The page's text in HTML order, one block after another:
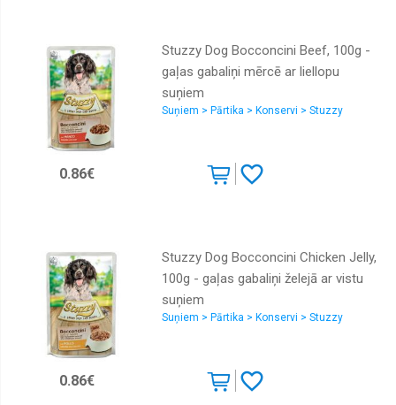
Stuzzy Dog Bocconcini Beef, 100g -
gaļas gabaliņi mērcē ar liellopu
suņiem
Suņiem > Pārtika > Konservi > Stuzzy
0.86€
Stuzzy Dog Bocconcini Chicken Jelly,
100g - gaļas gabaliņi želejā ar vistu
suņiem
Suņiem > Pārtika > Konservi > Stuzzy
0.86€